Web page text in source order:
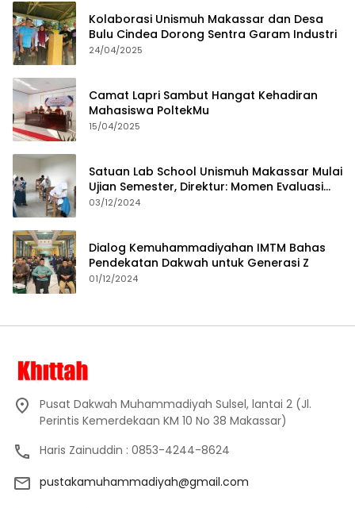
Kolaborasi Unismuh Makassar dan Desa
Bulu Cindea Dorong Sentra Garam Industri
24/04/2025
Camat Lapri Sambut Hangat Kehadiran
Mahasiswa PoltekMu
15/04/2025
Satuan Lab School Unismuh Makassar Mulai
Ujian Semester, Direktur: Momen Evaluasi
Proses Pembelajaran
03/12/2024
Dialog Kemuhammadiyahan IMTM Bahas
Pendekatan Dakwah untuk Generasi Z
01/12/2024
Pusat Dakwah Muhammadiyah Sulsel, lantai 2 (Jl.
Perintis Kemerdekaan KM 10 No 38 Makassar)
Haris Zainuddin : 0853-4244-8624
pustakamuhammadiyah@gmail.com